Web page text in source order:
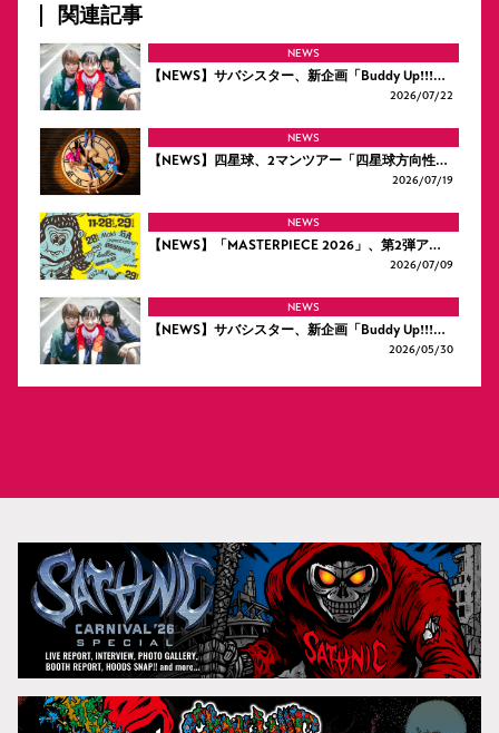
関連記事
NEWS
【NEWS】サバシスター、新企画「Buddy Up!!!…
2026/07/22
NEWS
【NEWS】四星球、2マンツアー「四星球方向性…
2026/07/19
NEWS
【NEWS】「MASTERPIECE 2026」、第2弾ア…
2026/07/09
NEWS
【NEWS】サバシスター、新企画「Buddy Up!!!…
2026/05/30